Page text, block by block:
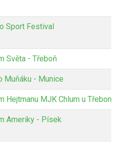
Sport Festival
Světa - Třeboň
Muňáku - Munice
Hejtmanu MJK Chlum u Třeboně
Ameriky - Písek